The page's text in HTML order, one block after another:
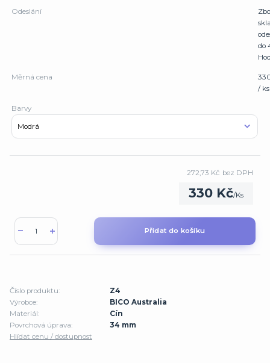
Odeslání
do
Měrná cena
/ ks
Barvy
330 Kč/Ks
272,73 Kč bez DPH
Přidat do košíku
Číslo produktu:
Z4
Výrobce:
BICO Australia
Materiál:
Cín
Povrchová úprava:
34 mm
Hlídat cenu / dostupnost